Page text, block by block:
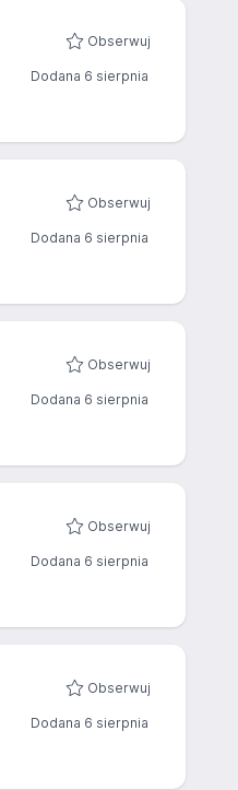
Obserwuj
Dodana 6 sierpnia
Obserwuj
Dodana 6 sierpnia
Obserwuj
Dodana 6 sierpnia
Obserwuj
Dodana 6 sierpnia
Obserwuj
Dodana 6 sierpnia